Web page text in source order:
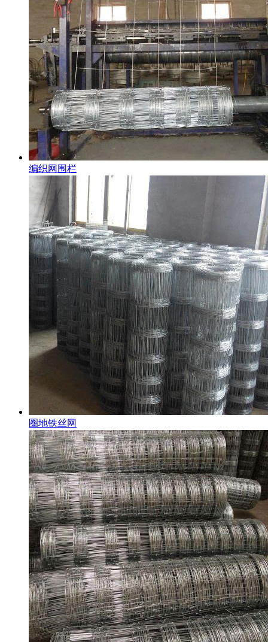
编织网围栏
圈地铁丝网